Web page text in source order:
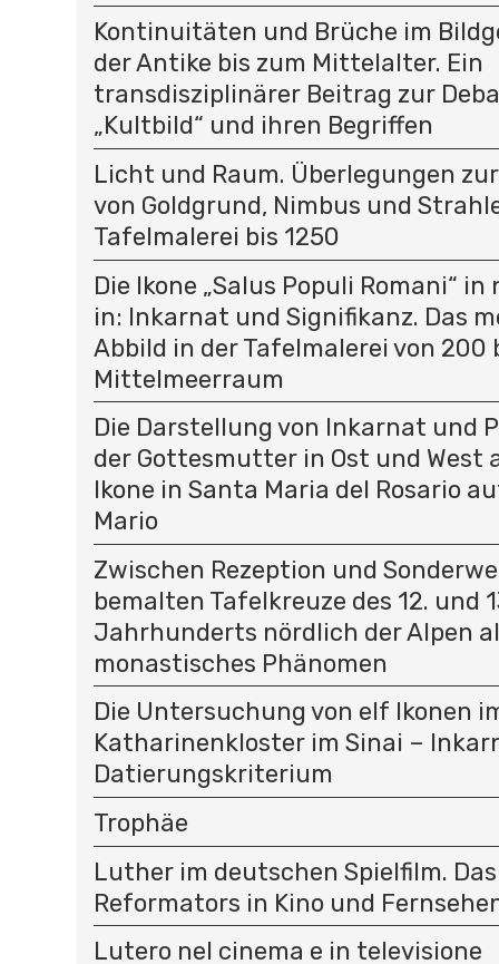
Kontinuitäten und Brüche im
der Antike bis zum Mittelalter. Ein
transdisziplinärer Beitrag zur
„Kultbild“ und ihren Begriffen
Licht und Raum. Überlegungen
von Goldgrund, Nimbus und
Tafelmalerei bis 1250
Die Ikone „Salus Populi Romani“
in: Inkarnat und Signifikanz. Das
Abbild in der Tafelmalerei von 200
Mittelmeerraum
Die Darstellung von Inkarnat und
der Gottesmutter in Ost und West
Ikone in Santa Maria del Rosario
Mario
Zwischen Rezeption und
bemalten Tafelkreuze des 12. und
Jahrhunderts nördlich der Alpen
monastisches Phänomen
Die Untersuchung von elf Ikonen
Katharinenkloster im Sinai –
Datierungskriterium
Trophäe
Luther im deutschen Spielfilm. Das
Reformators in Kino und
Lutero nel cinema e in televisione